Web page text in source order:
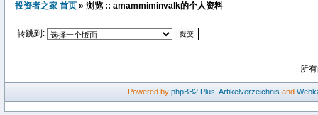
投资者之家 首页 » 浏览 :: amammiminvalk的个人资料
转跳到:
所
Powered by phpBB2 Plus Artikelverzeichnis and